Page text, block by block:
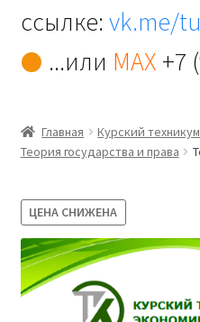
Контакты
Оферта
Политика
ссылке:vk.me/
...или MAX +7
Главная
Курский
Теория государства и права
ЦЕНА СНИЖЕНА